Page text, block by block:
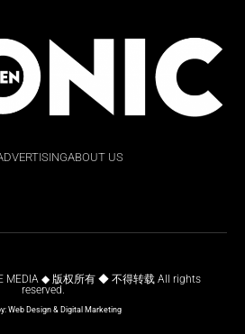
ABOUT US
MEDIA ◆ 版权所有 ◆ 不得转载 All rights
reserved.
Web Design & Digital Marketing